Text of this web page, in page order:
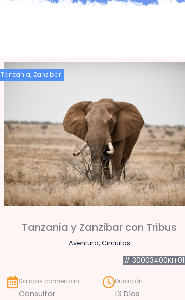
Tanzania, Zanzibar
Tanzania y Zanzibar con Tribus
Aventura, Circuitos
# 30003400KIT01
Salidas comienzan
Consultar
Duración
13 Días